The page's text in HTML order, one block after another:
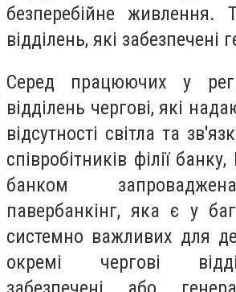
безперебійне живлення.
відділень, які забезпечені
Серед працюючих у
відділень чергові, які
відсутності світла та
співробітників філії
банком
павербанкінг, яка є у
системно важливих для
окремі чергові